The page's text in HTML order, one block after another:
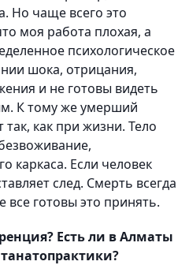
Но чаще всего это
моя работа плохая, а
психологическое
шока, отрицания,
и не готовы видеть
К тому же умерший
как при жизни. Тело
каркаса. Если человек
след. Смерть всегда
все готовы это принять.
Есть ли в Алматы